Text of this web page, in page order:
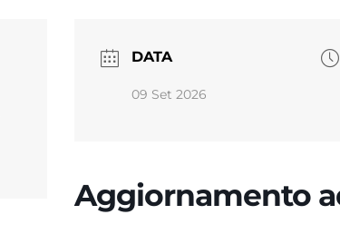
DATA
09 Set 2026
Aggiornamento